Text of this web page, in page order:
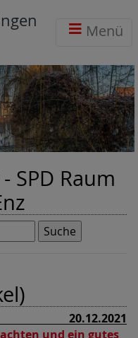
Menü
SPD Raum
20.12.2021
und ein gutes